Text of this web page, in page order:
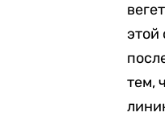
этой
тем,